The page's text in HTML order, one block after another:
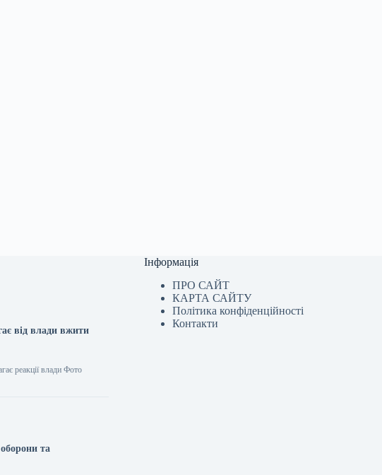
від влади вжити
реакції влади Фото
та
Інформація
ПРО САЙТ
КАРТА САЙТУ
Політика конфіденційності
Контакти